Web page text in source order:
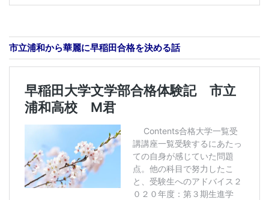
市立浦和から華麗に早稲田合格を決める話